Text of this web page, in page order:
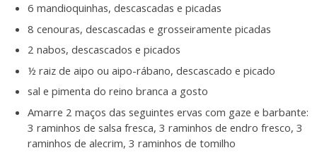
6 mandioquinhas, descascadas e picadas
8 cenouras, descascadas e grosseiramente picadas
2 nabos, descascados e picados
½ raiz de aipo ou aipo-rábano, descascado e picado
sal e pimenta do reino branca a gosto
Amarre 2 maços das seguintes ervas com gaze e barbante:
3 raminhos de salsa fresca, 3 raminhos de endro fresco, 3
raminhos de alecrim, 3 raminhos de tomilho